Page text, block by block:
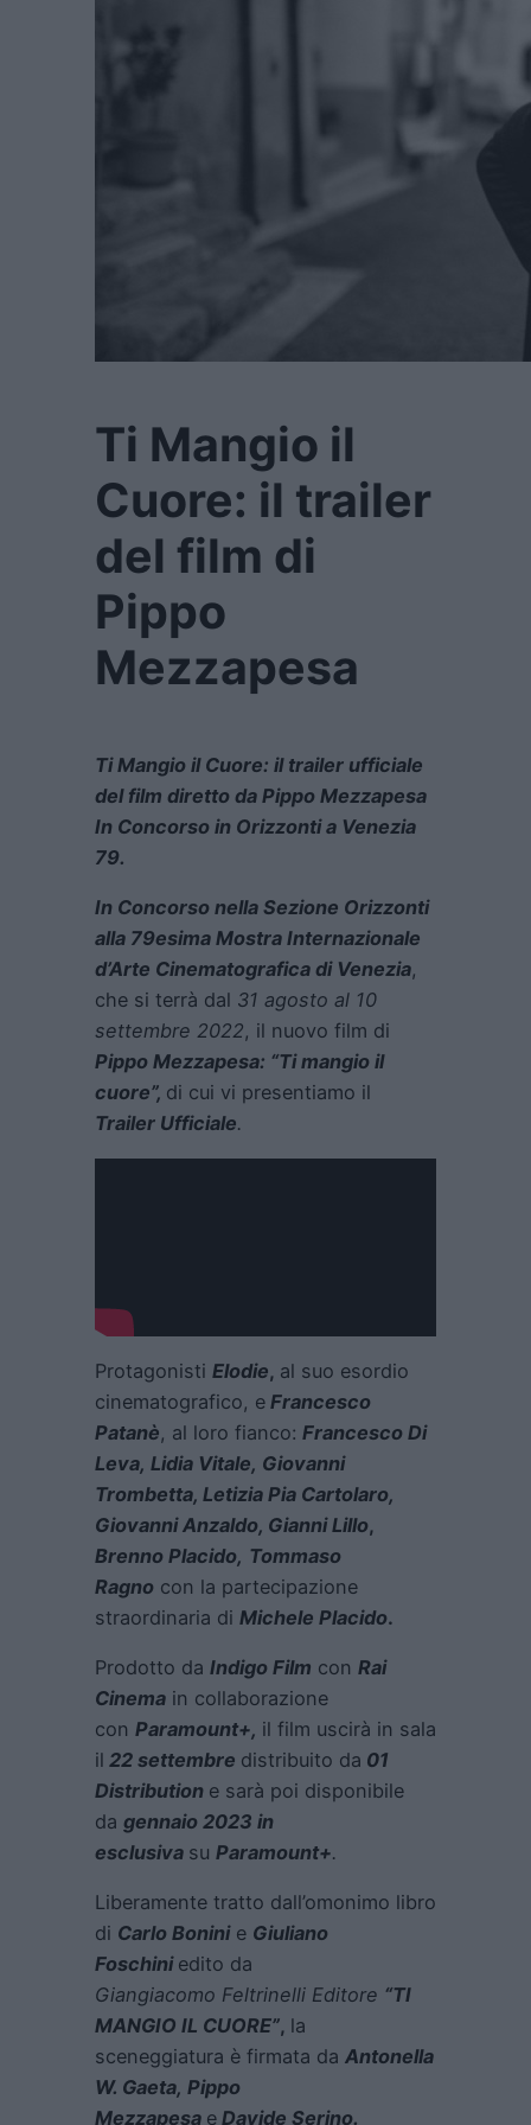
Ti Mangio il
Cuore: il trailer
del film di
Pippo
Mezzapesa
Ti Mangio il Cuore: il trailer ufficiale
del film diretto da Pippo Mezzapesa
In Concorso in Orizzonti a Venezia
79.
In Concorso nella Sezione Orizzonti
alla 79esima Mostra Internazionale
d’Arte Cinematografica di Venezia,
che si terrà dal 31 agosto al 10
settembre 2022, il nuovo film di
Pippo Mezzapesa: “Ti mangio il
cuore”, di cui vi presentiamo il
Trailer Ufficiale.
Protagonisti Elodie, al suo esordio
cinematografico, e Francesco
Patanè, al loro fianco: Francesco Di
Leva, Lidia Vitale, Giovanni
Trombetta, Letizia Pia Cartolaro,
Giovanni Anzaldo, Gianni Lillo,
Brenno Placido, Tommaso
Ragno con la partecipazione
straordinaria di Michele Placido.
Prodotto da Indigo Film con Rai
Cinema in collaborazione
con Paramount+, il film uscirà in sala
il 22 settembre distribuito da 01
Distribution e sarà poi disponibile
da gennaio 2023 in
esclusiva su Paramount+.
Liberamente tratto dall’omonimo libro
di Carlo Boninie Giuliano
Foschini edito da
Giangiacomo Feltrinelli Editore “TI
MANGIO IL CUORE”, la
sceneggiatura è firmata da Antonella
W. Gaeta, Pippo
Mezzapesa e Davide Serino.